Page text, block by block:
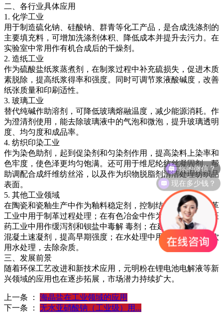
二、各行业具体应用
1. 化学工业
用于制造硫化钠、硅酸钠、群青等化工产品，是合成洗涤剂的
主要填充料，可增加洗涤剂体积、降低成本并提升去污力。在
实验室中常用作有机合成后的干燥剂。
2. 造纸工业
作为硫酸盐纸浆蒸煮剂，在制浆过程中补充硫损失，促进木质
素脱除，提高纸浆得率和强度。同时可调节浆液酸碱度，改善
纸张质量和印刷适性。
3. 玻璃工业
替代纯碱作助溶剂，可降低玻璃熔融温度，减少能源消耗。作
为澄清剂使用，能去除玻璃液中的气泡和微泡，提升玻璃透明
度、均匀度和成品率。
4. 纺织印染工业
作为染色助剂，起到促染剂和匀染剂作用，提高染料上染率和
色牢度，使色泽更均匀饱满。还可用于维尼纶纺丝凝固剂，帮
助调配合成纤维纺丝浴，以及作为织物脱脂剂清洁处理纺织品
表面。
5. 其他工业领域
在陶瓷和瓷釉生产中作为釉料稳定剂，控制结晶过程；在皮革
工业中用于制革过程处理；在有色冶金中作为辅助材料；在医
药工业中用作缓泻剂和钡盐中毒解 毒剂；在建筑材料中作为
混凝土速凝剂，提高早期强度；在水处理中用于工业废水和饮
用水处理，去除杂质。
三、发展前景
随着环保工艺改进和新技术应用，元明粉在锂电池电解液等新
兴领域的应用也在逐步拓展，市场潜力持续扩大。
上一条 ：
海晶盐在工业领域的应用
下一条 ：
无水亚硝酸钠（工业级）用...
你的微信？
现在多少钱？